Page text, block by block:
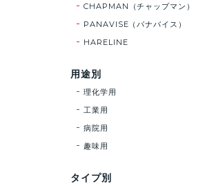
CHAPMAN（チャップマン）
PANAVISE（パナバイス）
HARELINE
用途別
理化学用
工業用
病院用
趣味用
タイプ別